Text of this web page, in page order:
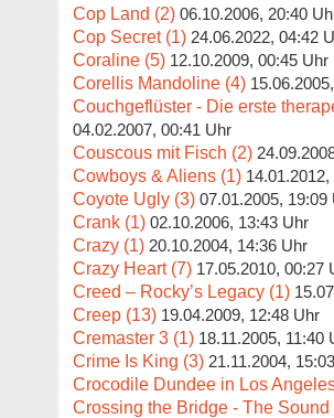
Cop Land (2) 06.10.2006, 20:40
Cop Secret (1) 24.06.2022, 04:42
Coraline (5) 12.10.2009, 00:45 Uhr
Corellis Mandoline (4)
Couchgeflüster - Die erste
04.02.2007, 00:41 Uhr
Couscous mit Fisch (2)
Cowboys & Aliens (1)
Coyote Ugly (3) 07.01.2005, 19:09
Crank (1) 02.10.2006, 13:43 Uhr
Crazy (1) 20.10.2004, 14:36 Uhr
Crazy Heart (7) 17.05.2010, 00:27
Creed – Rocky’s Legacy (1)
Creep (13) 19.04.2009, 12:48 Uhr
Cremaster 3 (1) 18.11.2005, 11:40
Crime Is King (3) 21.11.2004,
Crocodile Dundee in Los
Crossing the Bridge - The Sound